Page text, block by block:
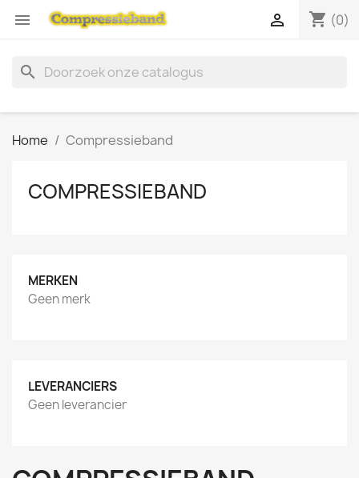
 shopping_cart (0)

search
Home Compressieband
COMPRESSIEBAND
MERKEN
Geen merk
LEVERANCIERS
Geen leverancier